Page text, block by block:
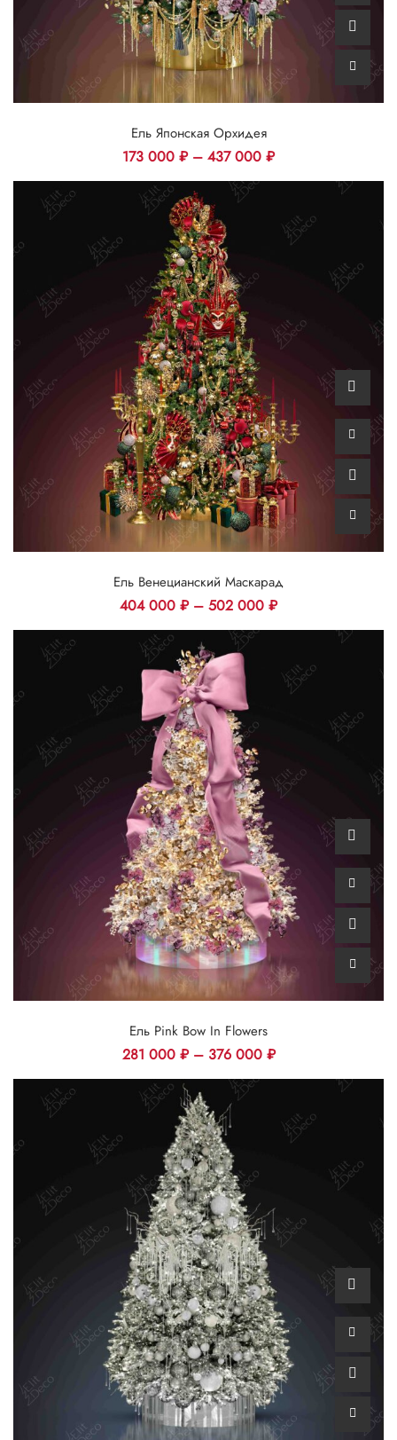
Ель Японская Орхидея
173 000 ₽– 437 000 ₽
Ель Венецианский Маскарад
404 000 ₽– 502 000 ₽
Ель Pink Bow In Flowers
281 000 ₽– 376 000 ₽